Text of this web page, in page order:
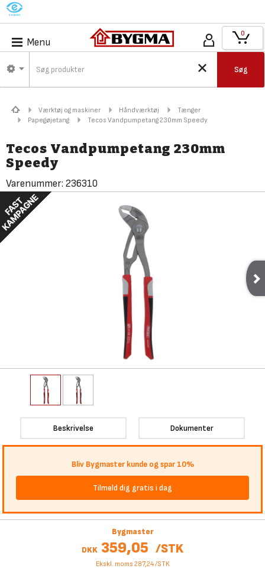
M
Menu
Søg
0
Værktøj og maskiner Håndværktøj
Tænger
Papegøjetang
Tecos Vandpumpetang 230mm Speedy
Tecos Vandpumpetang 230mm
Speedy
Varenummer: 236310
Beskrivelse Dokumenter
Bliv Bygmaster kunde og spar 10%
Tilmeld dig gratis i dag
Bygmaster
DKK 359,05 /STK
Ekskl. moms 287,24/STK